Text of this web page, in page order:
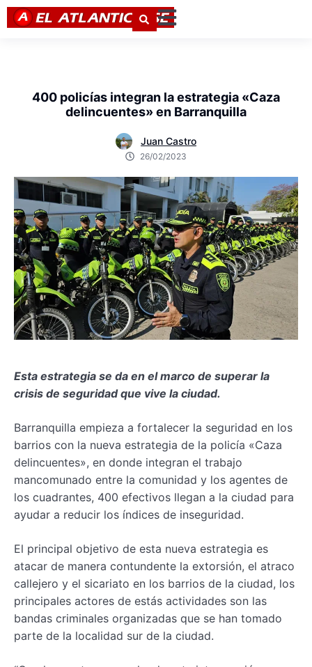
400 policías integran la estrategia «Caza
delincuentes» en Barranquilla
Juan Castro
26/02/2023
Esta estrategia se da en el marco de superar la
crisis de seguridad que vive la ciudad.
Barranquilla empieza a fortalecer la seguridad en los
barrios con la nueva estrategia de la policía «Caza
delincuentes», en donde integran el trabajo
mancomunado entre la comunidad y los agentes de
los cuadrantes, 400 efectivos llegan a la ciudad para
ayudar a reducir los índices de inseguridad.
El principal objetivo de esta nueva estrategia es
atacar de manera contundente la extorsión, el atraco
callejero y el sicariato en los barrios de la ciudad, los
principales actores de estás actividades son las
bandas criminales organizadas que se han tomado
parte de la localidad sur de la ciudad.